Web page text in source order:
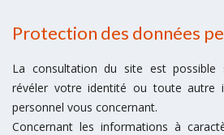
Protection des données
La consultation du site est
révéler votre identité ou toute autre
personnel vous concernant.
Concernant les informations à